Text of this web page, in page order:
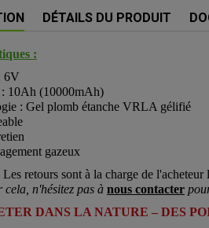
DÉTAILS DU PRODUIT
:
6V
: 10Ah (10000mAh)
: Gel plomb étanche VRLA gélifié
gazeux
Les retours sont à la charge de
cela, n'hésitez pas à nous contacter
DANS LA NATURE – DES